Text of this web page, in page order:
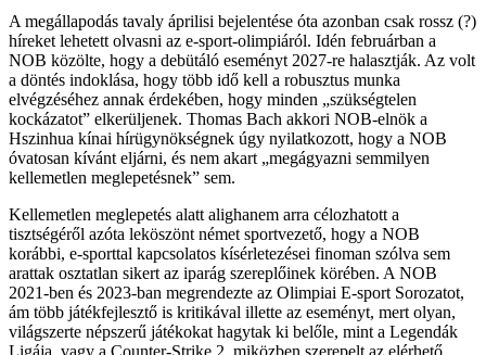
A megállapodás tavaly áprilisi bejelentése óta azonban csak rossz (?)
híreket lehetett olvasni az e-sport-olimpiáról. Idén februárban a
NOB közölte, hogy a debütáló eseményt 2027-re halasztják. Az volt
a döntés indoklása, hogy több idő kell a robusztus munka
elvégzéséhez annak érdekében, hogy minden „szükségtelen
kockázatot” elkerüljenek. Thomas Bach akkori NOB-elnök a
Hszinhua kínai hírügynökségnek úgy nyilatkozott, hogy a NOB
óvatosan kívánt eljárni, és nem akart „megágyazni semmilyen
kellemetlen meglepetésnek” sem.
Kellemetlen meglepetés alatt alighanem arra célozhatott a
tisztségéről azóta leköszönt német sportvezető, hogy a NOB
korábbi, e-sporttal kapcsolatos kísérletezései finoman szólva sem
arattak osztatlan sikert az iparág szereplőinek körében. A NOB
2021-ben és 2023-ban megrendezte az Olimpiai E-sport Sorozatot,
ám több játékfejlesztő is kritikával illette az eseményt, mert olyan,
világszerte népszerű játékokat hagytak ki belőle, mint a Legendák